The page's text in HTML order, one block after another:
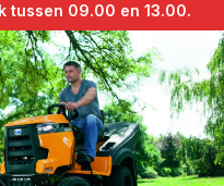
tussen 09.00 en 13.00.